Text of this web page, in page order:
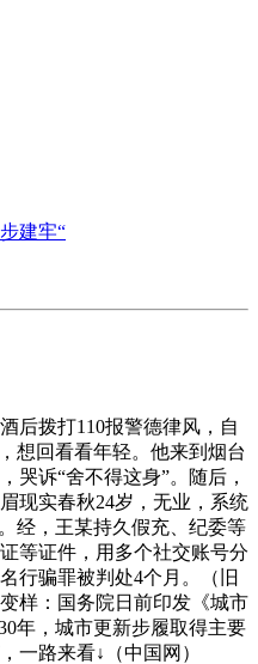
建牢“
拨打110报警德律风，自
想回看看年轻。他来到烟台
哭诉“舍不得这身”。随后，
现实春秋24岁，无业，系统
经，王某持久假充、纪委等
等证件，用多个社交账号分
行骗罪被判处4个月。（旧
样：国务院日前印发《城市
年，城市更新步履取得主要
一路来看↓（中国网）